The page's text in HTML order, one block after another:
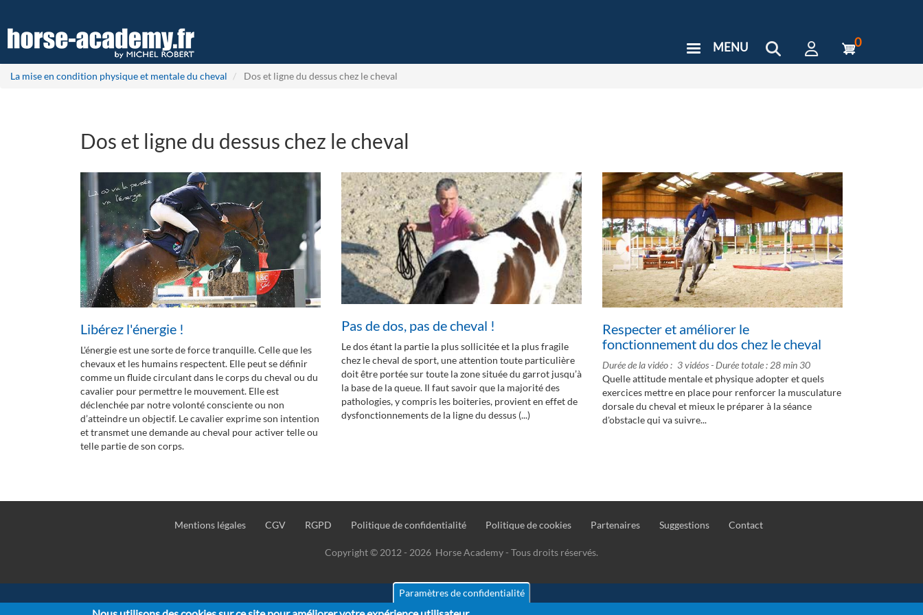
au
contenu
User
MENU 0
La mise en condition physique et mentale du cheval Dos et ligne du dessus chez le cheval
Dos et ligne du dessus chez le cheval
Libérez l'énergie !
L'énergie est une sorte de force tranquille. Celle que les
chevaux et les humains respectent. Elle peut se définir
comme un fluide circulant dans le corps du cheval ou du
cavalier pour permettre le mouvement. Elle est
déclenchée par notre volonté consciente ou non
d’atteindre un objectif. Le cavalier exprime son intention
et transmet une demande au cheval pour activer telle ou
telle partie de son corps.
Pas de dos, pas de cheval !
Le dos étant la partie la plus sollicitée et la plus fragile
chez le cheval de sport, une attention toute particulière
doit être portée sur toute la zone située du garrot jusqu’à
la base de la queue. Il faut savoir que la majorité des
pathologies, y compris les boiteries, provient en effet de
dysfonctionnements de la ligne du dessus (...)
Respecter et améliorer le
fonctionnement du dos chez le cheval
Durée de la vidéo
3 vidéos - Durée totale : 28 min 30
Quelle attitude mentale et physique adopter et quels
exercices mettre en place pour renforcer la musculature
dorsale du cheval et mieux le préparer à la séance
d'obstacle qui va suivre...
Mentions légales CGV RGPD Politique de confidentialité Politique de cookies Partenaires Suggestions Contact
Copyright © 2012 - 2026 Horse Academy - Tous droits réservés.
Paramètres de confidentialité